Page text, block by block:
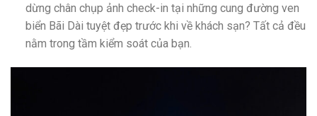
dừng chân chụp ảnh check-in tại những cung đường ven
biển Bãi Dài tuyệt đẹp trước khi về khách sạn? Tất cả đều
nằm trong tầm kiểm soát của bạn.